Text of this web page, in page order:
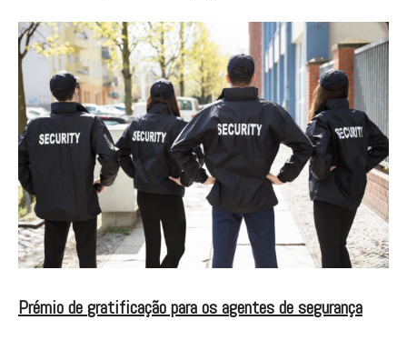
Prémio de gratificação para os agentes de segurança